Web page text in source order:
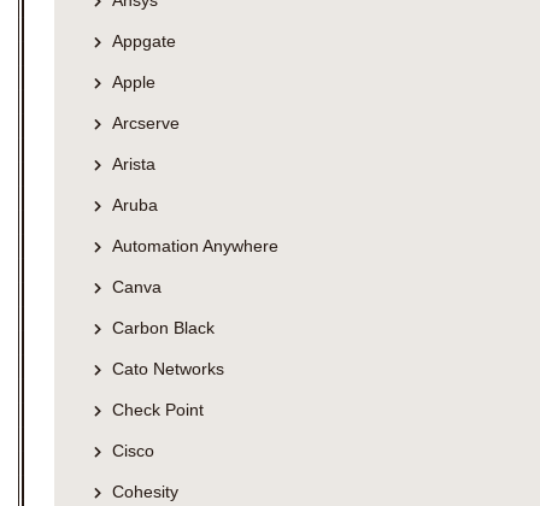
Appgate
Apple
Arcserve
Arista
Aruba
Automation Anywhere
Canva
Carbon Black
Cato Networks
Check Point
Cisco
Cohesity